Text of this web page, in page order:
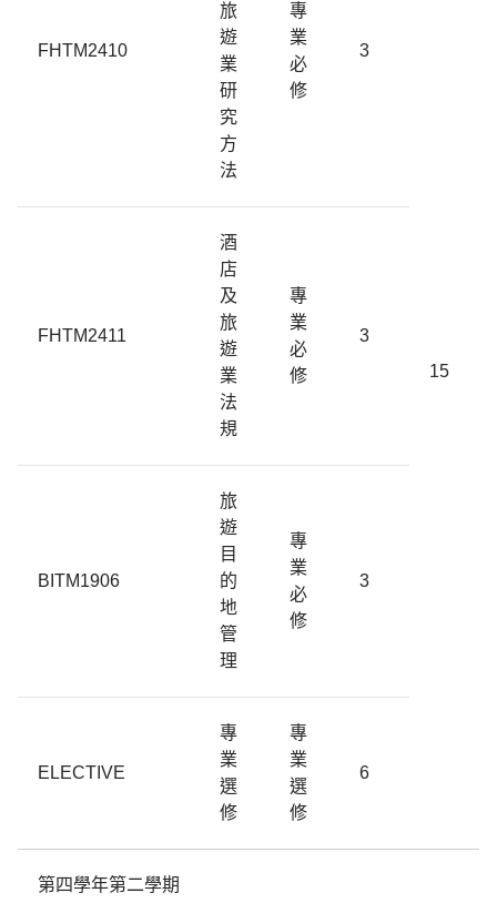
FHTM2410
旅
遊
業
研
究
方
法
專
業
必
修
3
15
FHTM2411
酒
店
及
旅
遊
業
法
規
專
業
必
修
3
BITM1906
旅
遊
目
的
地
管
理
專
業
必
修
3
ELECTIVE
專
業
選
修
專
業
選
修
6
第四學年第二學期